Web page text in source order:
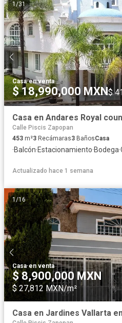
1/31
Casa·en venta
$ 18,990,000 MXN$
Casa en Andares Royal
Calle Piscis Zapopan
453 m²3 Recámaras3 BañosCasa
·Balcón·Estacionamiento·Bodega·
Actualizado hace 1 semana
1/16
Casa·en venta
$ 8,900,000 MXN
$ 27,812 MXN/m²
Casa en Jardines Vallarta